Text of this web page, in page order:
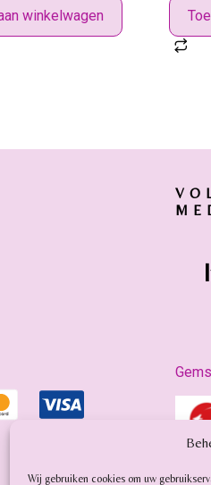
Wij gebruiken cookies om uw
winkelwagen